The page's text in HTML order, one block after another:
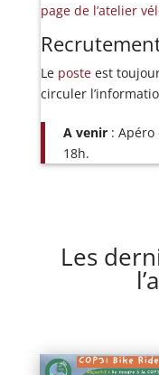
page de l’atelier
Le posteest
circuler
A venir: Apéro
18h.
Les